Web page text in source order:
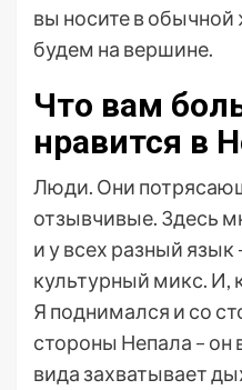
вы носите в
будем на вершине.
Что вам
нравится в
Люди. Они
отзывчивые. Здесь
и у всех разный
культурный микс. И,
Я поднимался и со
стороны Непала – он
вида захватывает